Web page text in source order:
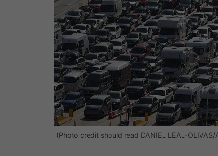
(Photo credit should read DANIEL LEAL-OLIVAS/